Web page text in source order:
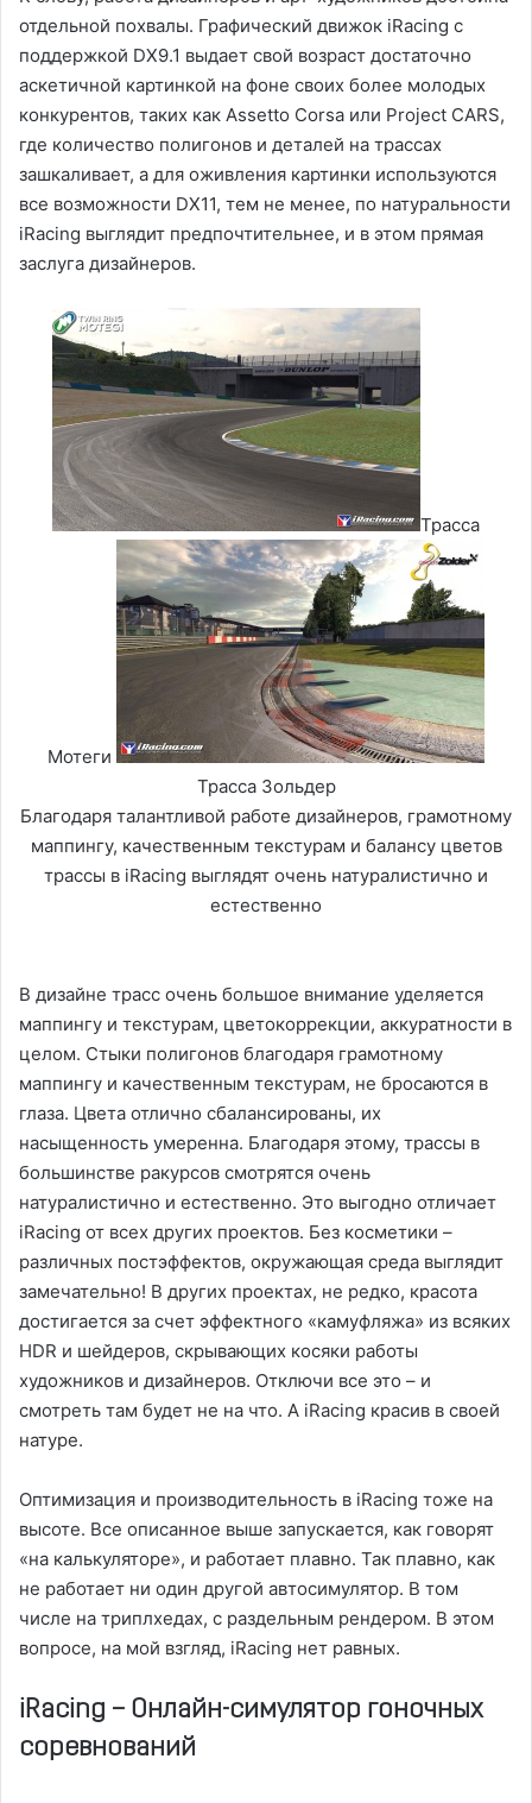
отдельной похвалы. Графический движок iRacing с
поддержкой DX9.1 выдает свой возраст достаточно
аскетичной картинкой на фоне своих более молодых
конкурентов, таких как Assetto Corsa или Project CARS,
где количество полигонов и деталей на трассах
зашкаливает, а для оживления картинки используются
все возможности DX11, тем не менее, по натуральности
iRacing выглядит предпочтительнее, и в этом прямая
заслуга дизайнеров.
Трасса
Мотеги
Трасса Зольдер
Благодаря талантливой работе дизайнеров, грамотному
маппингу, качественным текстурам и балансу цветов
трассы в iRacing выглядят очень натуралистично и
естественно
В дизайне трасс очень большое внимание уделяется
маппингу и текстурам, цветокоррекции, аккуратности в
целом. Стыки полигонов благодаря грамотному
маппингу и качественным текстурам, не бросаются в
глаза. Цвета отлично сбалансированы, их
насыщенность умеренна. Благодаря этому, трассы в
большинстве ракурсов смотрятся очень
натуралистично и естественно. Это выгодно отличает
iRacing от всех других проектов. Без косметики –
различных постэффектов, окружающая среда выглядит
замечательно! В других проектах, не редко, красота
достигается за счет эффектного «камуфляжа» из всяких
HDR и шейдеров, скрывающих косяки работы
художников и дизайнеров. Отключи все это – и
смотреть там будет не на что. А iRacing красив в своей
натуре.
Оптимизация и производительность в iRacing тоже на
высоте. Все описанное выше запускается, как говорят
«на калькуляторе», и работает плавно. Так плавно, как
не работает ни один другой автосимулятор. В том
числе на триплхедах, с раздельным рендером. В этом
вопросе, на мой взгляд, iRacing нет равных.
iRacing – Онлайн-симулятор гоночных
соревнований